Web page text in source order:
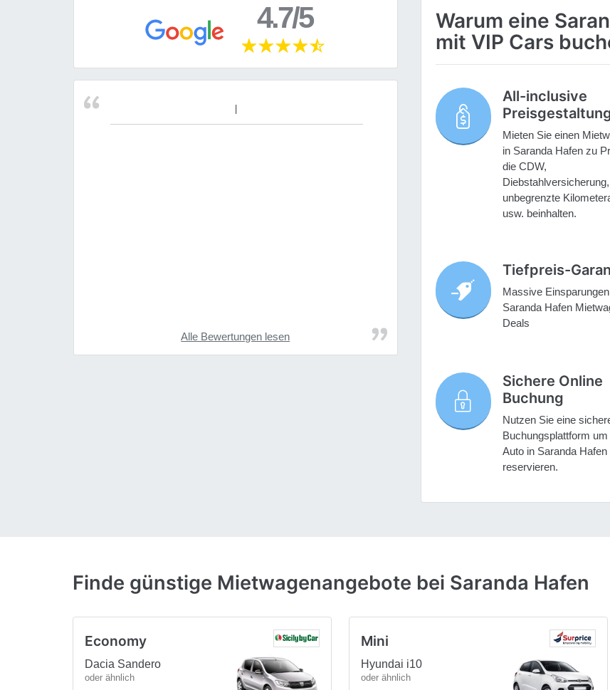
4.7/5
Alle Bewertungen lesen
Warum eine
mit VIP Cars
All-inclusive
Mieten Sie einen
in Saranda Hafen zu
die CDW,
Diebstahlversicherung,
unbegrenzte
usw. beinhalten.
Tiefpreis-
Massive
Saranda Hafen
Deals
Sichere Online
Buchung
Nutzen Sie eine
Buchungsplattform um
Auto in Saranda Hafen
reservieren.
Finde günstige Mietwagenangebote bei Saranda Hafen
Economy
Dacia Sandero
oder ähnlich
Mini
Hyundai i10
oder ähnlich